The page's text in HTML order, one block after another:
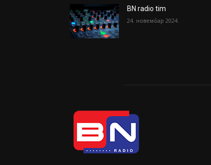
BN radio tim
24. новембар 2024.